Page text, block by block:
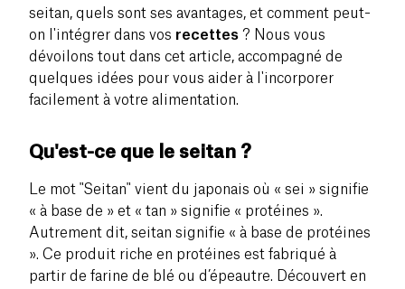
seitan, quels sont ses avantages, et comment peut-
on l'intégrer dans vos recettes ? Nous vous
dévoilons tout dans cet article, accompagné de
quelques idées pour vous aider à l'incorporer
facilement à votre alimentation.
Qu'est-ce que le seitan ?
Le mot "Seitan" vient du japonais où « sei » signifie
« à base de » et « tan » signifie « protéines ».
Autrement dit, seitan signifie « à base de protéines
». Ce produit riche en protéines est fabriqué à
partir de farine de blé ou d’épeautre. Découvert en